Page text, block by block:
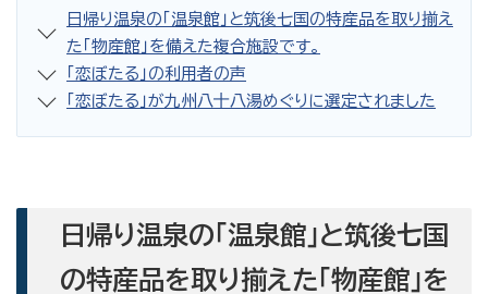
日帰り温泉の「温泉館」と筑後七国の特産品を取り揃え
た「物産館」を備えた複合施設です。
「恋ぼたる」の利用者の声
「恋ぼたる」が九州八十八湯めぐりに選定されました
日帰り温泉の「温泉館」と筑後七国
の特産品を取り揃えた「物産館」を